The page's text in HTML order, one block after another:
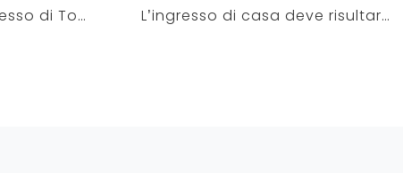
Il Composizione Ingresso di Tomasella in laccato opaco per ingressi moderni visibile in foto è uno tra i più particolari modelli di mobili ... L’ingresso di casa deve risultare pratico e di grande valore estetico: scegli una tra le più belle composizioni che presentiamo nel nostro punto ...